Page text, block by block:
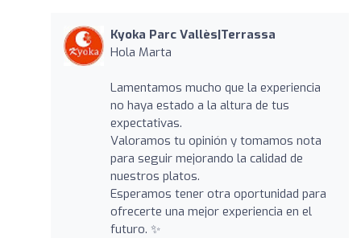
Kyoka Parc Vallès|Terrassa
Hola Marta
Lamentamos mucho que la experiencia
no haya estado a la altura de tus
expectativas.
Valoramos tu opinión y tomamos nota
para seguir mejorando la calidad de
nuestros platos.
Esperamos tener otra oportunidad para
ofrecerte una mejor experiencia en el
futuro. ✨